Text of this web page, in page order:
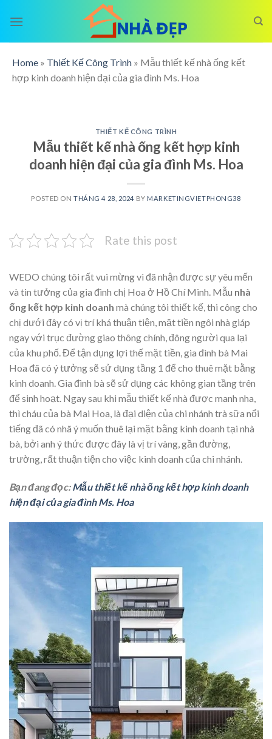
Home » Thiết Kế Công Trình » Mẫu thiết kế nhà ống kết
hợp kinh doanh hiện đại của gia đình Ms. Hoa
THIẾT KẾ CÔNG TRÌNH
Mẫu thiết kế nhà ống kết hợp kinh
doanh hiện đại của gia đình Ms. Hoa
POSTED ONTHÁNG 4 28, 2024 BY MARKETINGVIETPHONG38
Rate this post
WEDO chúng tôi rất vui mừng vì đã nhận được sự yêu mến
và tin tưởng của gia đình chị Hoa ở Hồ Chí Minh. Mẫu nhà
ống kết hợp kinh doanh mà chúng tôi thiết kế, thi công cho
chị dưới đây có vị trí khá thuận tiện, mặt tiền ngôi nhà giáp
ngay với trục đường giao thông chính, đông người qua lại
của khu phố. Để tận dụng lợi thế mặt tiền, gia đình bà Mai
Hoa đã có ý tưởng sẽ sử dụng tầng 1 để cho thuê mặt bằng
kinh doanh. Gia đình bà sẽ sử dụng các không gian tầng trên
để sinh hoạt. Ngay sau khi mẫu thiết kế nhà được manh nha,
thì cháu của bà Mai Hoa, là đại diện của chi nhánh trà sữa nổi
tiếng đã có nhã ý muốn thuê lại mặt bằng kinh doanh tại nhà
bà, bởi anh ý thức được đây là vị trí vàng, gần đường,
trường, rất thuận tiện cho việc kinh doanh của chi nhánh.
Bạn đang đọc:Mẫu thiết kế nhà ống kết hợp kinh doanh
hiện đại của gia đình Ms. Hoa